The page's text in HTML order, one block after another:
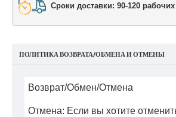
Сроки доставки: 90-120
ПОЛИТИКА ВОЗВРАТА/ОБМЕНА И ОТМЕНЫ
Возврат/Обмен/Отмена
Отмена: Если вы хотите